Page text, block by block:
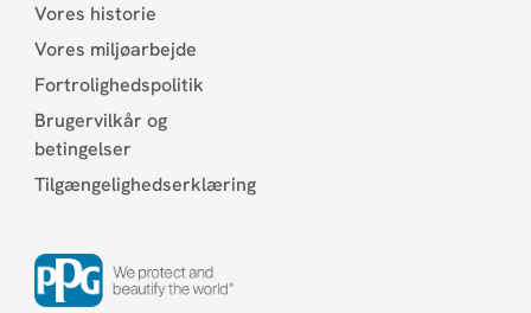
Vores historie
Vores miljøarbejde
Fortrolighedspolitik
Brugervilkår og
betingelser
Tilgængelighedserklæring